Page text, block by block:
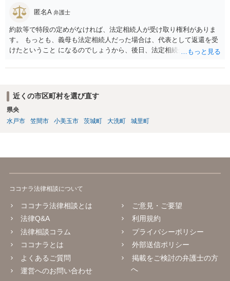
匿名A 弁護士
約款等で特段の定めがなければ、法定相続人が受け取り権利がありま
す。 もっとも、義母も法定相続人だった場合は、代表として返還を受
けたということ になるのでしょうから、後日、法定相続分に基づいて
近くの市区町村を選び直す
県央
水戸市
笠間市 小美玉市 茨城町 大洗町 城里町
ココナラ法律相談について
ココナラ法律相談とは
法律Q&A
法律相談コラム
ココナラとは
よくあるご質問
運営へのお問い合わせ
ご意見・ご要望
利用規約
プライバシーポリシー
外部送信ポリシー
掲載をご検討の弁護士の方
へ